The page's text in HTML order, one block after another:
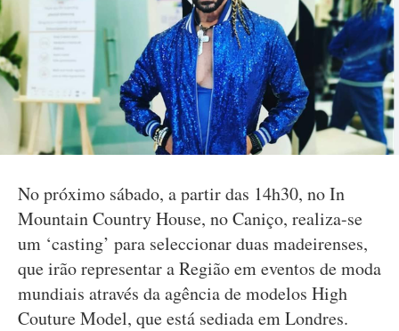
No próximo sábado, a partir das 14h30, no In
Mountain Country House, no Caniço, realiza-se
um ‘casting’ para seleccionar duas madeirenses,
que irão representar a Região em eventos de moda
mundiais através da agência de modelos High
Couture Model, que está sediada em Londres.